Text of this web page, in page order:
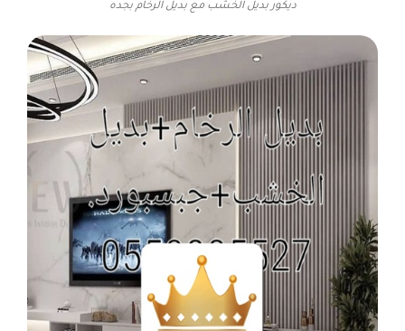
ديكور بديل الخشب مع بديل الرخام بجده